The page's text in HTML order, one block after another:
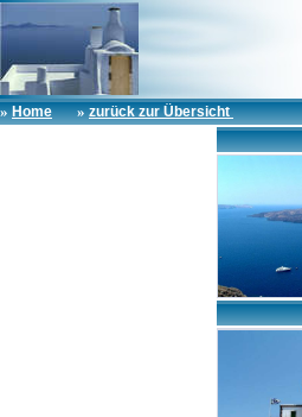
» Home »zurück zur Übersicht